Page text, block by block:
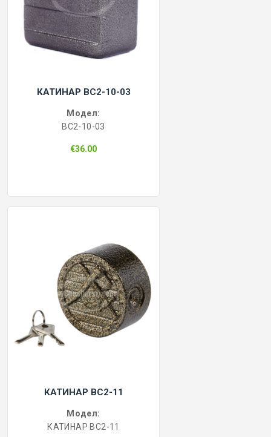
КАТИНАР BC2-10-03
Модел:
BC2-10-03
€36.00
КАТИНАР BC2-11
Модел:
КАТИНАР BC2-11